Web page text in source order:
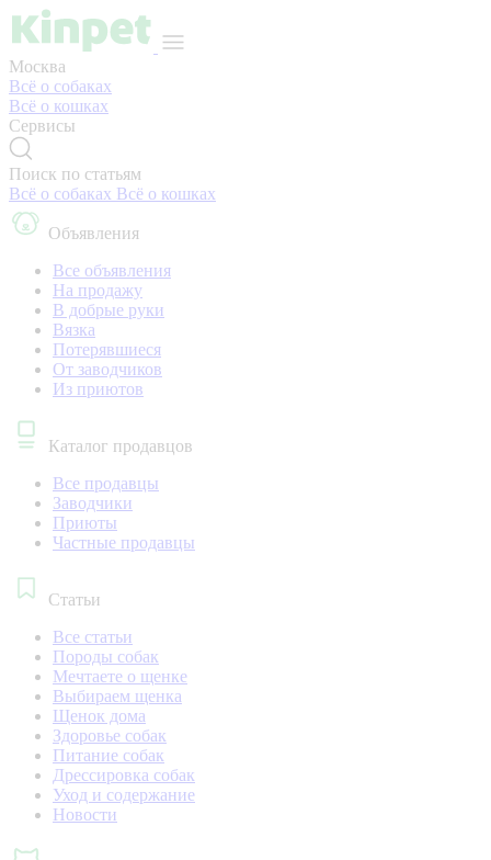
Москва
Всё о собаках
Всё о кошках
Сервисы
Поиск по статьям
Всё о собаках Всё о кошках
Объявления
Все объявления
На продажу
В добрые руки
Вязка
Потерявшиеся
От заводчиков
Из приютов
Каталог продавцов
Все продавцы
Заводчики
Приюты
Частные продавцы
Статьи
Все статьи
Породы собак
Мечтаете о щенке
Выбираем щенка
Щенок дома
Здоровье собак
Питание собак
Дрессировка собак
Уход и содержание
Новости